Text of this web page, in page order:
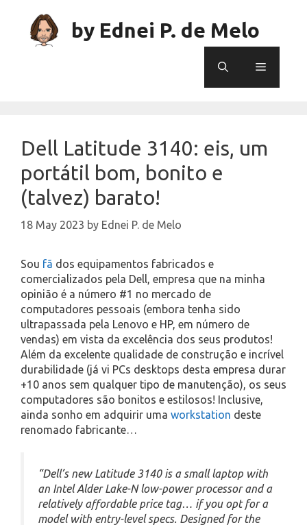
content
by Ednei P. de Melo
Menu
Dell Latitude 3140: eis, um
portátil bom, bonito e
(talvez) barato!
18 May 2023 by Ednei P. de Melo
Sou fã dos equipamentos fabricados e
comercializados pela Dell, empresa que na minha
opinião é a número #1 no mercado de
computadores pessoais (embora tenha sido
ultrapassada pela Lenovo e HP, em número de
vendas) em vista da excelência dos seus produtos!
Além da excelente qualidade de construção e incrível
durabilidade (já vi PCs desktops desta empresa durar
+10 anos sem qualquer tipo de manutenção), os seus
computadores são bonitos e estilosos! Inclusive,
ainda sonho em adquirir uma workstation deste
renomado fabricante…
“Dell’s new Latitude 3140 is a small laptop with
an Intel Alder Lake-N low-power processor and a
relatively affordable price tag… if you opt for a
model with entry-level specs. Designed for the